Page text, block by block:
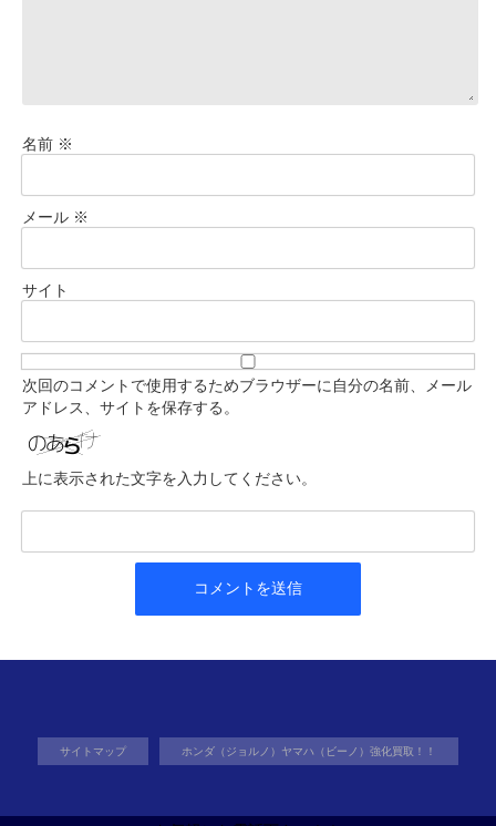
名前 ※
メール ※
サイト
次回のコメントで使用するためブラウザーに自分の名前、メール
アドレス、サイトを保存する。
上に表示された文字を入力してください。
サイトマップ ホンダ（ジョルノ）ヤマハ（ビーノ）強化買取！！